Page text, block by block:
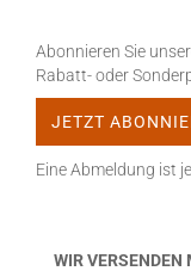
Abonnieren Sie
Rabatt- oder
Eine Abmeldung ist
WIR VERSENDEN